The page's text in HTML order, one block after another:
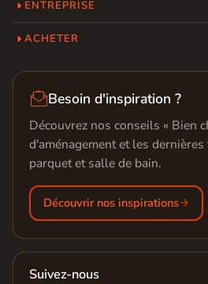
ENTREPRISE
ACHETER
Besoin d'inspiration ?
Découvrez nos conseils « Bien
d'aménagement et les
parquet et salle de bain.
Découvrir nos inspirations
Suivez-nous